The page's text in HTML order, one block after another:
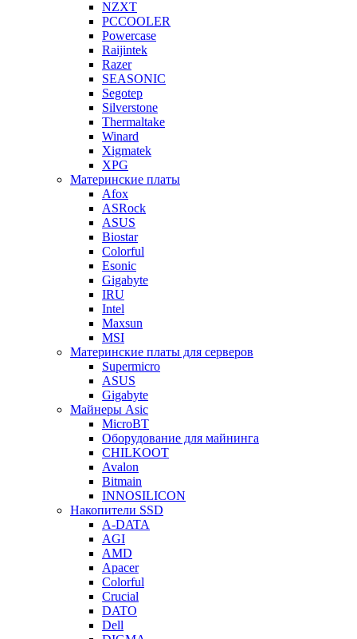
NZXT
PCCOOLER
Powercase
Raijintek
Razer
SEASONIC
Segotep
Silverstone
Thermaltake
Winard
Xigmatek
XPG
Материнские платы
Afox
ASRock
ASUS
Biostar
Colorful
Esonic
Gigabyte
IRU
Intel
Maxsun
MSI
Материнские платы для серверов
Supermicro
ASUS
Gigabyte
Майнеры Asic
MicroBT
Оборудование для майнинга
CHILKOOT
Avalon
Bitmain
INNOSILICON
Накопители SSD
A-DATA
AGI
AMD
Apacer
Colorful
Crucial
DATO
Dell